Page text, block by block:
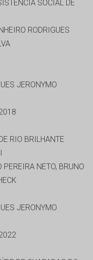
SOCIAL DE
RODRIGUES
JERONYMO
RIO BRILHANTE
NETO, BRUNO
JERONYMO